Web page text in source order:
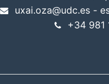
uxai.oza@udc.es -
+34 981